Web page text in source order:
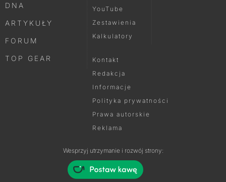
DNA
ARTYKUŁY
FORUM
TOP GEAR
YouTube
Zestawienia
Kalkulatory
Kontakt
Redakcja
Informacje
Polityka prywatności
Prawa autorskie
Reklama
Wesprzyj utrzymanie i rozwój strony: